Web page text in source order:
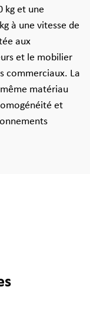
kg et une
à une vitesse de
aux
et le mobilier
commerciaux. La
matériau
et